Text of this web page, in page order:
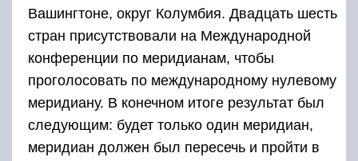
Вашингтоне, округ Колумбия. Двадцать шесть
стран присутствовали на Международной
конференции по меридианам, чтобы
проголосовать по международному нулевому
меридиану. В конечном итоге результат был
следующим: будет только один меридиан,
меридиан должен был пересечь и пройти в